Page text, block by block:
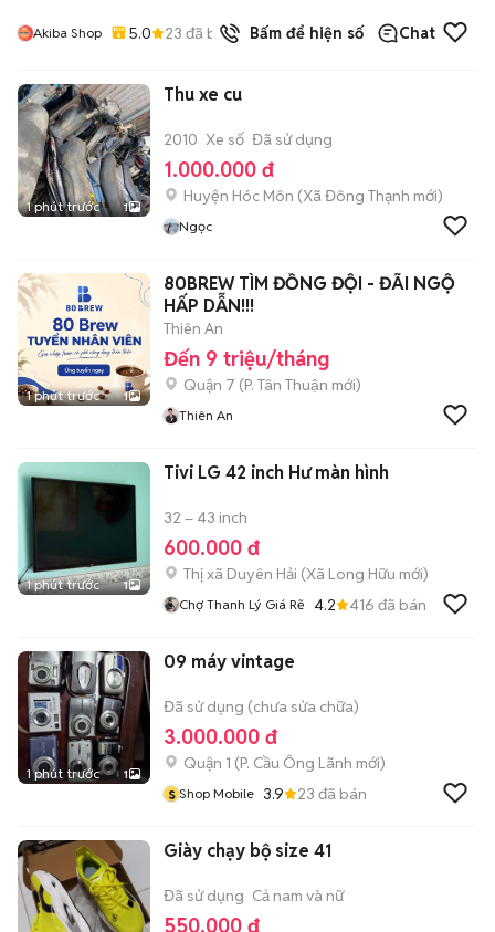
Akiba Shop 5.0 23 đã bán Bấm để hiện số Chat
1 phút trước 1
Thu xe cu
2010 Xe số Đã sử dụng
1.000.000 đ
Huyện Hóc Môn (Xã Đông Thạnh mới)
Ngọc
1 phút trước 1
80BREW TÌM ĐỒNG ĐỘI - ĐÃI NGỘ
HẤP DẪN!!!
Thiên An
Đến 9 triệu/tháng
Quận 7 (P. Tân Thuận mới)
Thiên An
1 phút trước 1
Tivi LG 42 inch Hư màn hình
32 – 43 inch
600.000 đ
Thị xã Duyên Hải (Xã Long Hữu mới)
Chợ Thanh Lý Giá Rẽ 4.2 416 đã bán
1 phút trước 1
09 máy vintage
Đã sử dụng (chưa sửa chữa)
3.000.000 đ
Quận 1 (P. Cầu Ông Lãnh mới)
s Shop Mobile 3.9 23 đã bán
Giày chạy bộ size 41
Đã sử dụng Cả nam và nữ
550.000 đ